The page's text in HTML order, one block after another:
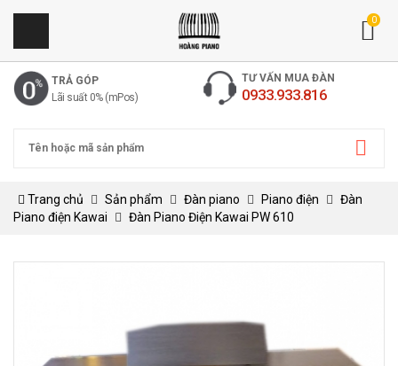
0
TRẢ GÓP
Lãi suất 0% (mPos)
TƯ VẤN MUA ĐÀN
0933.933.816
Trang chủ Sản phẩm Đàn piano Piano điện
Đàn
Piano điện Kawai
Đàn Piano Điện Kawai PW 610